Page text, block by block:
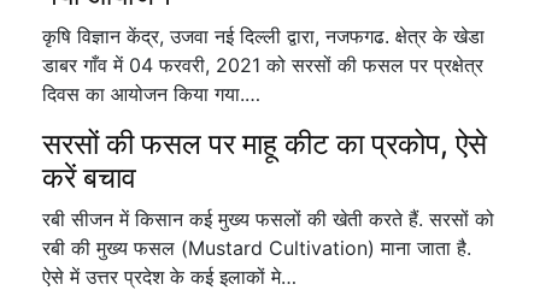
कृषि विज्ञान केंद्र, उजवा नई दिल्ली द्वारा, नजफगढ. क्षेत्र के खेडा
डाबर गाँव में 04 फरवरी, 2021 को सरसों की फसल पर प्रक्षेत्र
दिवस का आयोजन किया गया.…
सरसों की फसल पर माहू कीट का प्रकोप, ऐसे
करें बचाव
रबी सीजन में किसान कई मुख्य फसलों की खेती करते हैं. सरसों को
रबी की मुख्य फसल (Mustard Cultivation) माना जाता है.
ऐसे में उत्तर प्रदेश के कई इलाकों मे…